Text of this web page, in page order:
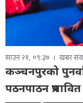
साउन २१, ०९:३७ खबर
कञ्चनपुरको
पठनपाठन प्रभावित